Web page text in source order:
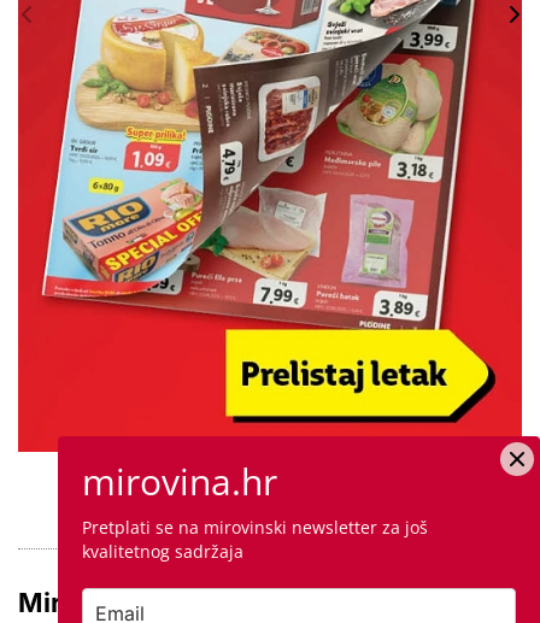
PROVJERITE PONUDU
Mirovine
mirovina.hr
Pretplati se na mirovinski newsletter za još
kvalitetnog sadržaja